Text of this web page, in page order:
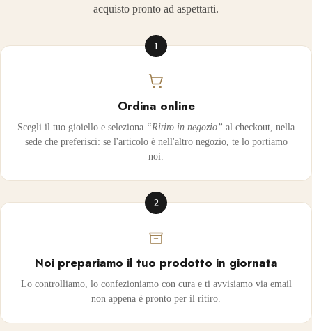
acquisto pronto ad aspettarti.
1
Ordina online
Scegli il tuo gioiello e seleziona “Ritiro in negozio” al checkout, nella
sede che preferisci: se l'articolo è nell'altro negozio, te lo portiamo
noi.
2
Noi prepariamo il tuo prodotto in giornata
Lo controlliamo, lo confezioniamo con cura e ti avvisiamo via email
non appena è pronto per il ritiro.